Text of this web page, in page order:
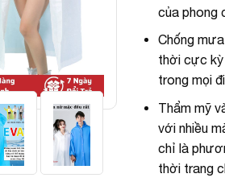
của phong
Chống
thời cực kỳ
trong mọi
Thẩm mỹ
với nhiều
chỉ là
thời trang